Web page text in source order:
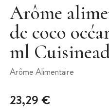
Arôme
de coco
ml
Arôme Alimentaire
23,29 €